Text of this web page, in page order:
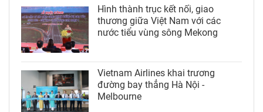
Hình thành trục kết nối, giao
thương giữa Việt Nam với các
nước tiểu vùng sông Mekong
Vietnam Airlines khai trương
đường bay thẳng Hà Nội -
Melbourne